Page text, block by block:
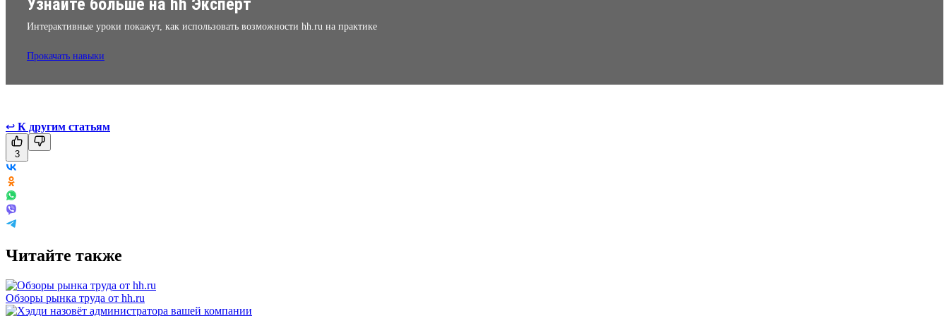
Узнайте больше на hh Эксперт
Интерактивные уроки покажут, как использовать возможности hh.ru на практике
Прокачать навыки
↩ К другим статьям
3
Читайте также
Обзоры рынка труда от hh.ru